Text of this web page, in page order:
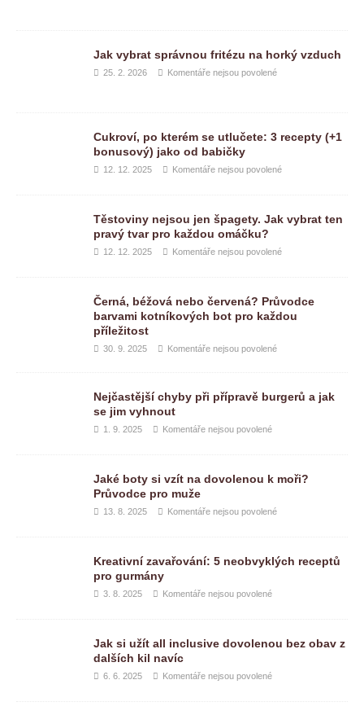
Jak vybrat správnou fritézu na horký vzduch
25. 2. 2026 Komentáře nejsou povolené
Cukroví, po kterém se utlučete: 3 recepty (+1
bonusový) jako od babičky
12. 12. 2025 Komentáře nejsou povolené
Těstoviny nejsou jen špagety. Jak vybrat ten
pravý tvar pro každou omáčku?
12. 12. 2025 Komentáře nejsou povolené
Černá, béžová nebo červená? Průvodce
barvami kotníkových bot pro každou
příležitost
30. 9. 2025 Komentáře nejsou povolené
Nejčastější chyby při přípravě burgerů a jak
se jim vyhnout
1. 9. 2025 Komentáře nejsou povolené
Jaké boty si vzít na dovolenou k moři?
Průvodce pro muže
13. 8. 2025 Komentáře nejsou povolené
Kreativní zavařování: 5 neobvyklých receptů
pro gurmány
3. 8. 2025 Komentáře nejsou povolené
Jak si užít all inclusive dovolenou bez obav z
dalších kil navíc
6. 6. 2025 Komentáře nejsou povolené